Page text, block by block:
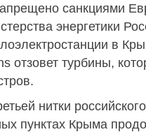
санкциями
энергетики
в
отзовет турбины,
нитки
пунктах Крыма